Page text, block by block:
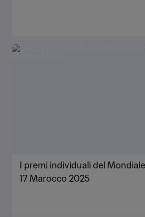
I premi individuali del
17 Marocco 2025